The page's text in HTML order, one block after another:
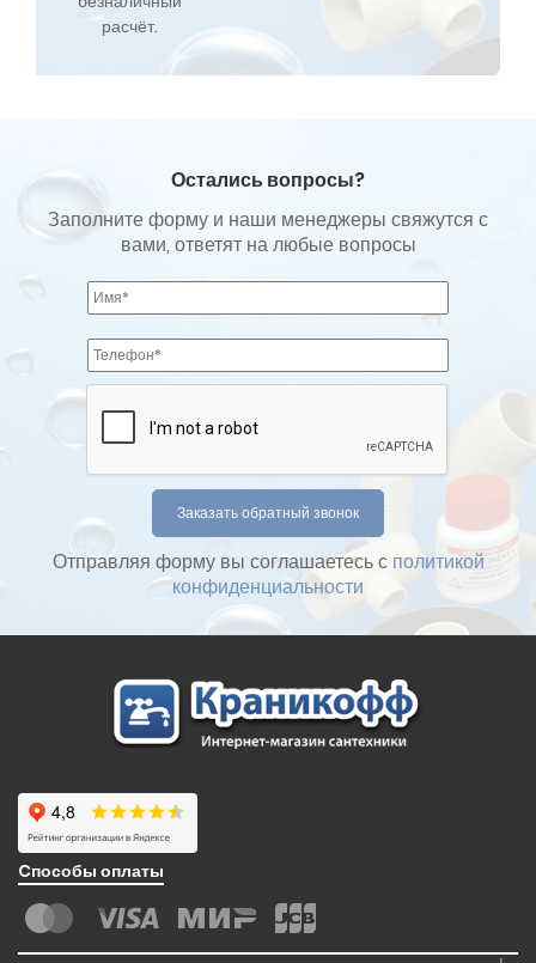
расчёт.
Остались вопросы?
Заполните форму и наши менеджеры свяжутся с
вами, ответят на любые вопросы
Отправляя форму вы соглашаетесь с политикой
конфиденциальности
Cпособы оплаты